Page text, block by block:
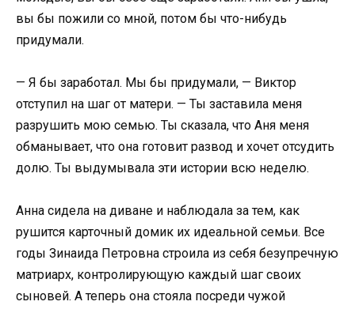
вы бы пожили со мной, потом бы что-нибудь
придумали.
— Я бы заработал. Мы бы придумали, — Виктор
отступил на шаг от матери. — Ты заставила меня
разрушить мою семью. Ты сказала, что Аня меня
обманывает, что она готовит развод и хочет отсудить
долю. Ты выдумывала эти истории всю неделю.
Анна сидела на диване и наблюдала за тем, как
рушится карточный домик их идеальной семьи. Все
годы Зинаида Петровна строила из себя безупречную
матриарх, контролирующую каждый шаг своих
сыновей. А теперь она стояла посреди чужой